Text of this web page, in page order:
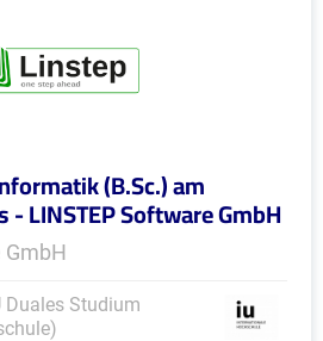
(B.Sc.) am
LINSTEP Software GmbH
GmbH
Duales Studium